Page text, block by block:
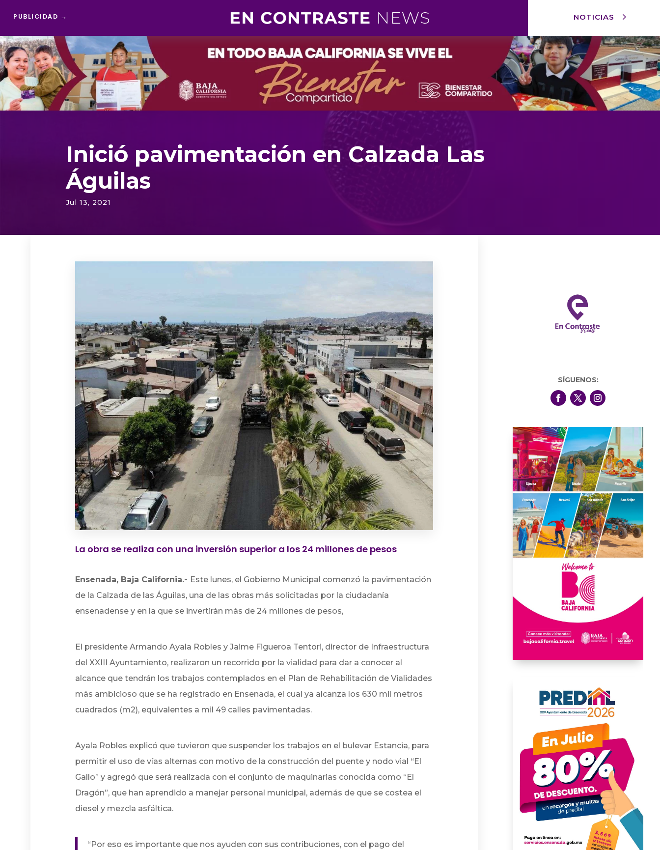
PUBLICIDAD → NOTICIAS
Reproductor
de
vídeo
Inició pavimentación en Calzada Las
Águilas
Jul 13, 2021
La obra se realiza con una inversión superior a los 24 millones de pesos
Ensenada, Baja California.- Este lunes, el Gobierno Municipal comenzó la pavimentación
de la Calzada de las Águilas, una de las obras más solicitadas por la ciudadanía
ensenadense y en la que se invertirán más de 24 millones de pesos,
El presidente Armando Ayala Robles y Jaime Figueroa Tentori, director de Infraestructura
del XXIII Ayuntamiento, realizaron un recorrido por la vialidad para dar a conocer al
alcance que tendrán los trabajos contemplados en el Plan de Rehabilitación de Vialidades
más ambicioso que se ha registrado en Ensenada, el cual ya alcanza los 630 mil metros
cuadrados (m2), equivalentes a mil 49 calles pavimentadas.
Ayala Robles explicó que tuvieron que suspender los trabajos en el bulevar Estancia, para
permitir el uso de vías alternas con motivo de la construcción del puente y nodo vial “El
Gallo” y agregó que será realizada con el conjunto de maquinarias conocida como “El
Dragón”, que han aprendido a manejar personal municipal, además de que se costea el
diesel y mezcla asfáltica.
“Por eso es importante que nos ayuden con sus contribuciones, con el pago del
SÍGUENOS: